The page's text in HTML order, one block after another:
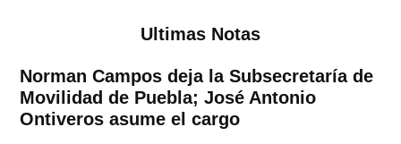
Ultimas Notas
Norman Campos deja la Subsecretaría de
Movilidad de Puebla; José Antonio
Ontiveros asume el cargo